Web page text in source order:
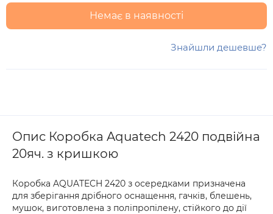
Немає в наявності
Знайшли дешевше?
Опис Коробка Aquatech 2420 подвійна
20яч. з кришкою
Коробка AQUATECH 2420 з осередками призначена
для зберігання дрібного оснащення, гачків, блешень,
мушок, виготовлена з поліпропілену, стійкого до дії